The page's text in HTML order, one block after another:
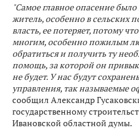
"Самое главное опасение
житель, особенно в сельских
власть, ее потеряет, потому
многим, особенно пожилым
обратиться и получить ту
помощь, за которой он
не будет. У нас будут
управления, так называемые
сообщил Александр
государственному
Ивановской областной думы.